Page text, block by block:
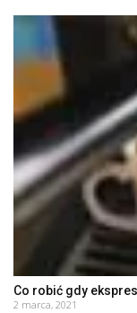
Co robić gdy
2 marca, 2021